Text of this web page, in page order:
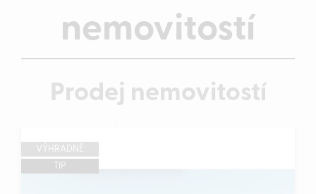
nemovitostí
Prodej nemovitostí
VÝHRADNĚ
TIP